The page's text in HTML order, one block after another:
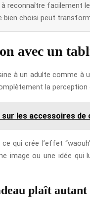
à reconnaître facilement
bien choisi peut
avec un
à un adulte comme à
la perception
sur les accessoires de
ce qui crée l’effet
image ou une idée qui
plaît autant